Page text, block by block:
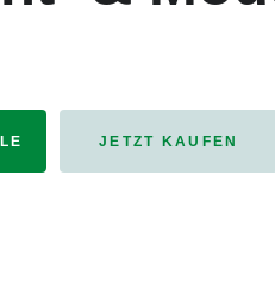
JETZT KAUFEN